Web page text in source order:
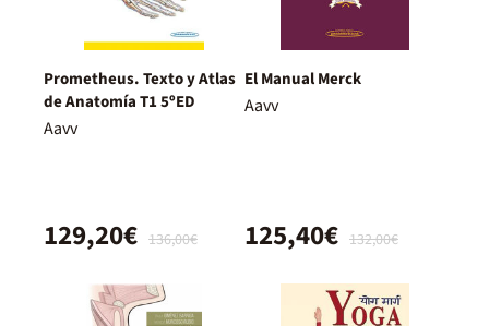
Prometheus. Texto y Atlas
de Anatomía T1 5ºED
Aavv
136,00€
129,20€
El Manual Merck
Aavv
132,00€
125,40€